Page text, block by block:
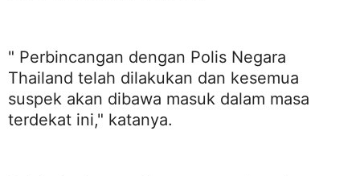
" Perbincangan dengan Polis Negara
Thailand telah dilakukan dan kesemua
suspek akan dibawa masuk dalam masa
terdekat ini," katanya.